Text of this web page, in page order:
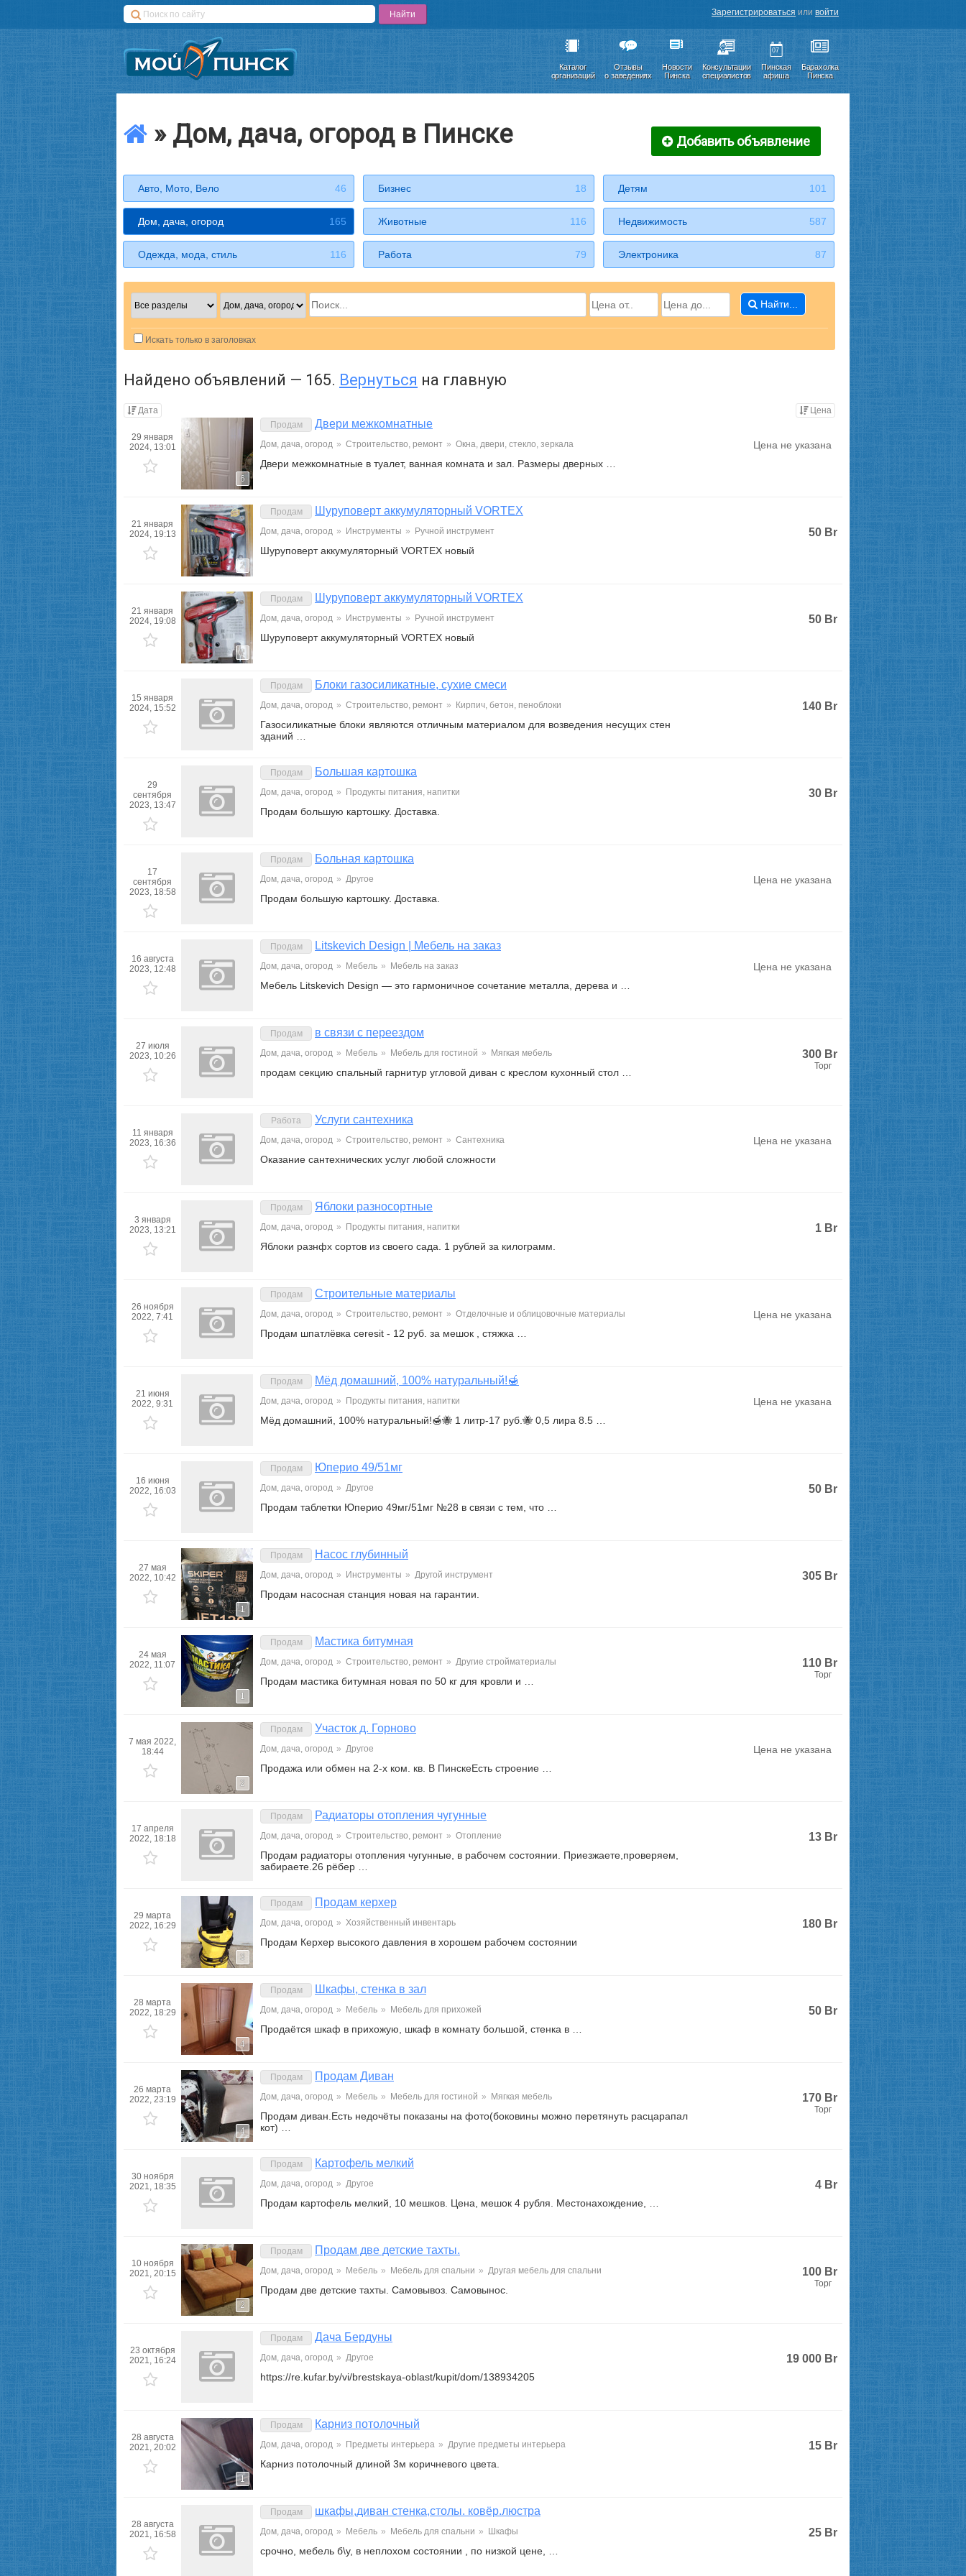
Зарегистрироваться или войти
Каталог
организаций
Отзывы
о заведениях
Новости
Пинска
Консультации
специалистов
07
Пинская
афиша
Барахолка
Пинска
» Дом, дача, огород в Пинске Добавить объявление
Авто, Мото, Вело 46 Бизнес 18 Детям 101
Дом, дача, огород 165 Животные 116 Недвижимость 587
Одежда, мода, стиль 116 Работа 79 Электроника 87
Найти...
Искать только в заголовках
Найдено объявлений — 165. Вернуться на главную
Дата Цена
29 января
2024, 13:01
6
Продам Двери межкомнатные
Дом, дача, огород » Строительство, ремонт » Окна, двери, стекло, зеркала
Двери межкомнатные в туалет, ванная комната и зал. Размеры дверных …
Цена не указана
21 января
2024, 19:13
2
Продам Шуруповерт аккумуляторный VORTEX
Дом, дача, огород » Инструменты » Ручной инструмент
Шуруповерт аккумуляторный VORTEX новый
50 Br
21 января
2024, 19:08
2
Продам Шуруповерт аккумуляторный VORTEX
Дом, дача, огород » Инструменты » Ручной инструмент
Шуруповерт аккумуляторный VORTEX новый
50 Br
15 января
2024, 15:52
Продам Блоки газосиликатные, сухие смеси
Дом, дача, огород » Строительство, ремонт » Кирпич, бетон, пеноблоки
Газосиликатные блоки являются отличным материалом для возведения несущих стен
зданий …
140 Br
29
сентября
2023, 13:47
Продам Большая картошка
Дом, дача, огород » Продукты питания, напитки
Продам большую картошку. Доставка.
30 Br
17
сентября
2023, 18:58
Продам Больная картошка
Дом, дача, огород » Другое
Продам большую картошку. Доставка.
Цена не указана
16 августа
2023, 12:48
Продам Litskevich Design | Мебель на заказ
Дом, дача, огород » Мебель » Мебель на заказ
Мебель Litskevich Design — это гармоничное сочетание металла, дерева и …
Цена не указана
27 июля
2023, 10:26
Продам в связи с переездом
Дом, дача, огород » Мебель » Мебель для гостиной » Мягкая мебель
продам секцию спальный гарнитур угловой диван с креслом кухонный стол …
300 Br
Торг
11 января
2023, 16:36
Работа Услуги сантехника
Дом, дача, огород » Строительство, ремонт » Сантехника
Оказание сантехнических услуг любой сложности
Цена не указана
3 января
2023, 13:21
Продам Яблоки разносортные
Дом, дача, огород » Продукты питания, напитки
Яблоки разнфх сортов из своего сада. 1 рублей за килограмм.
1 Br
26 ноября
2022, 7:41
Продам Строительные материалы
Дом, дача, огород » Строительство, ремонт » Отделочные и облицовочные материалы
Продам шпатлёвка ceresit - 12 руб. за мешок , стяжка …
Цена не указана
21 июня
2022, 9:31
Продам Мёд домашний, 100% натуральный!🍯
Дом, дача, огород » Продукты питания, напитки
Мёд домашний, 100% натуральный!🍯🐝 1 литр-17 руб.🐝 0,5 лира 8.5 …
Цена не указана
16 июня
2022, 16:03
Продам Юперио 49/51мг
Дом, дача, огород » Другое
Продам таблетки Юперио 49мг/51мг №28 в связи с тем, что …
50 Br
27 мая
2022, 10:42
1
Продам Насос глубинный
Дом, дача, огород » Инструменты » Другой инструмент
Продам насосная станция новая на гарантии.
305 Br
24 мая
2022, 11:07
1
Продам Мастика битумная
Дом, дача, огород » Строительство, ремонт » Другие стройматериалы
Продам мастика битумная новая по 50 кг для кровли и …
110 Br
Торг
7 мая 2022,
18:44
2
Продам Участок д. Горново
Дом, дача, огород » Другое
Продажа или обмен на 2-х ком. кв. В ПинскеЕсть строение …
Цена не указана
17 апреля
2022, 18:18
Продам Радиаторы отопления чугунные
Дом, дача, огород » Строительство, ремонт » Отопление
Продам радиаторы отопления чугунные, в рабочем состоянии. Приезжаете,проверяем,
забираете.26 рёбер …
13 Br
29 марта
2022, 16:29
3
Продам Продам керхер
Дом, дача, огород » Хозяйственный инвентарь
Продам Керхер высокого давления в хорошем рабочем состоянии
180 Br
28 марта
2022, 18:29
4
Продам Шкафы, стенка в зал
Дом, дача, огород » Мебель » Мебель для прихожей
Продаётся шкаф в прихожую, шкаф в комнату большой, стенка в …
50 Br
26 марта
2022, 23:19
4
Продам Продам Диван
Дом, дача, огород » Мебель » Мебель для гостиной » Мягкая мебель
Продам диван.Есть недочёты показаны на фото(боковины можно перетянуть расцарапал
кот) …
170 Br
Торг
30 ноября
2021, 18:35
Продам Картофель мелкий
Дом, дача, огород » Другое
Продам картофель мелкий, 10 мешков. Цена, мешок 4 рубля. Местонахождение, …
4 Br
10 ноября
2021, 20:15
2
Продам Продам две детские тахты.
Дом, дача, огород » Мебель » Мебель для спальни » Другая мебель для спальни
Продам две детские тахты. Самовывоз. Самовынос.
100 Br
Торг
23 октября
2021, 16:24
Продам Дача Бердуны
Дом, дача, огород » Другое
https://re.kufar.by/vi/brestskaya-oblast/kupit/dom/138934205
19 000 Br
28 августа
2021, 20:02
1
Продам Карниз потолочный
Дом, дача, огород » Предметы интерьера » Другие предметы интерьера
Карниз потолочный длиной 3м коричневого цвета.
15 Br
28 августа
2021, 16:58
Продам шкафы,диван стенка,столы. ковёр.люстра
Дом, дача, огород » Мебель » Мебель для спальни » Шкафы
срочно, мебель б\у, в неплохом состоянии , по низкой цене, …
25 Br